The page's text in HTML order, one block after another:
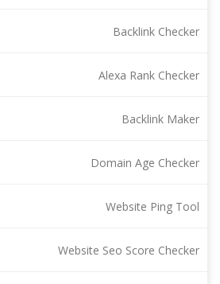
Backlink Checker
Alexa Rank Checker
Backlink Maker
Domain Age Checker
Website Ping Tool
Website Seo Score Checker